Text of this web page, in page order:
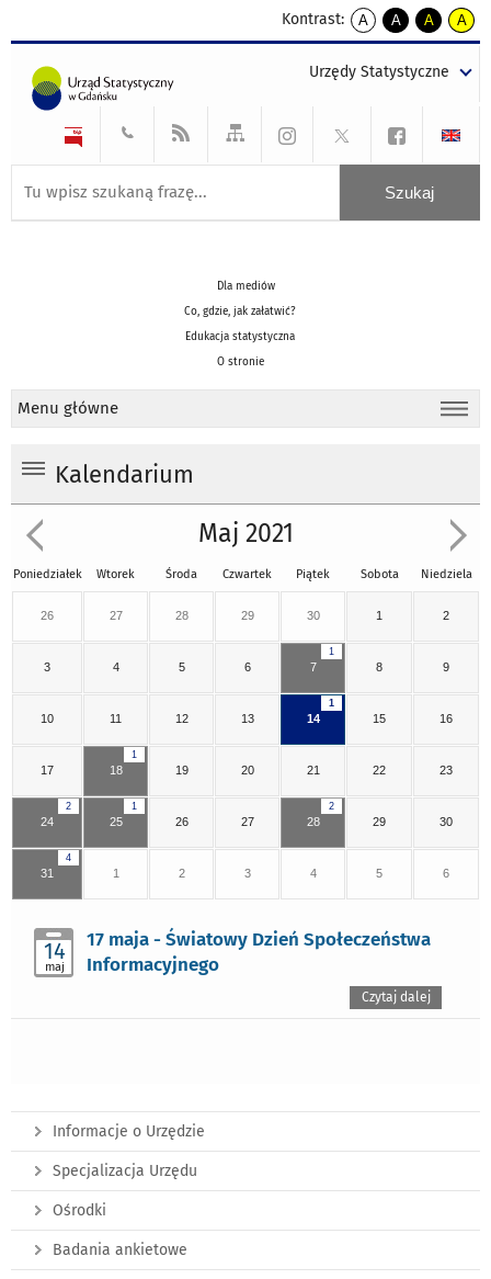
Kontrast:
A
kontrast
A
kontrast
tekst
czarnym
A
kontrast
tekst
czarnym
A
tekst
żółtym
Urzędy Statystyczne
Dla mediów
Co, gdzie, jak załatwić?
Edukacja statystyczna
O stronie
Menu główne
Kalendarium
Maj 2021
Poniedziałek Wtorek Środa Czwartek Piątek Sobota Niedziela
26 27 28 29 30 1 2
3 4 5 6
1
7 8 9
10 11 12 13
1
14 15 16
17
1
18 19 20 21 22 23
2
24
1
25 26 27
2
28 29 30
4
31 1 2 3 4 5 6
14
maj
17 maja - Światowy Dzień Społeczeństwa
Informacyjnego
Czytaj dalej
Informacje o Urzędzie
Specjalizacja Urzędu
Ośrodki
Badania ankietowe